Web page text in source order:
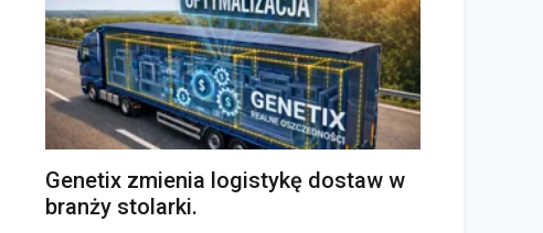
Genetix zmienia logistykę dostaw w
branży stolarki.